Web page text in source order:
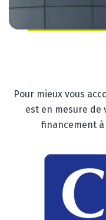
Pour mieux vous
est en mesure de
financement à